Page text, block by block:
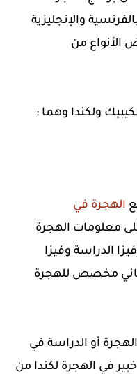
والإنجليزية
الأنواع من
ولكندا وهما :
الهجرة في
معلومات الهجرة
الدراسة وفيزا
مخصص للهجرة
أو الدراسة في
في الهجرة لكندا من